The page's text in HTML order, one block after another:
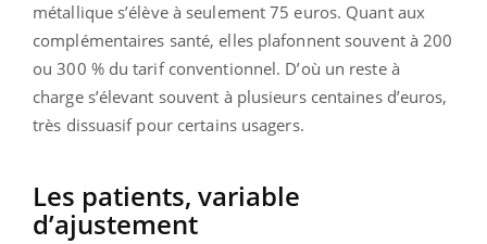
métallique s’élève à seulement 75 euros. Quant aux
complémentaires santé, elles plafonnent souvent à 200
ou 300 % du tarif conventionnel. D’où un reste à
charge s’élevant souvent à plusieurs centaines d’euros,
très dissuasif pour certains usagers.
Les patients, variable
d’ajustement